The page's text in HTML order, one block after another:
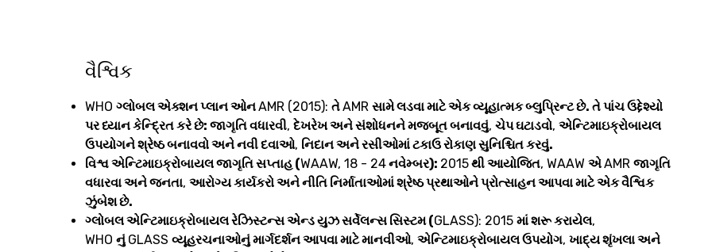
વૈશ્વિક
WHO ગ્લોબલ એક્શન પ્લાન ઓનAMR (2015): તેAMR સામે લડવા માટે એક વ્યૂહાત્મક બ્લુપ્રિન્ટ છે. તે પાંચ ઉદ્દેશ્યો
પર ધ્યાન કેન્દ્રિત કરે છે: જાગૃતિ વધારવી, દેખરેખ અને સંશોધનને મજબૂત બનાવવું, ચેપ ઘટાડવો, એન્ટિમાઇક્રોબાયલ
ઉપયોગને શ્રેષ્ઠ બનાવવો અને નવી દવાઓ, નિદાન અને રસીઓમાં ટકાઉ રોકાણ સુનિશ્ચિત કરવું.
વિશ્વ એન્ટિમાઇક્રોબાયલ જાગૃતિ સપ્તાહ (WAAW, 18 - 24નવેમ્બર): 2015થી આયોજિત, WAAW એAMR જાગૃતિ
વધારવા અને જનતા, આરોગ્ય કાર્યકરો અને નીતિ નિર્માતાઓમાં શ્રેષ્ઠ પ્રથાઓને પ્રોત્સાહન આપવા માટે એક વૈશ્વિક
ઝુંબેશ છે.
ગ્લોબલ એન્ટિમાઇક્રોબાયલ રેઝિસ્ટન્સ એન્ડ યુઝ સર્વેલન્સ સિસ્ટમ (GLASS): 2015 માં શરૂ કરાયેલ,
WHO નું GLASS વ્યૂહરચનાઓનું માર્ગદર્શન આપવા માટે માનવીઓ, એન્ટિમાઇક્રોબાયલ ઉપયોગ, ખાદ્ય શૃંખલા અને